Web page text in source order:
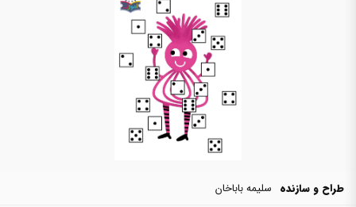
طراح و سازنده سلیمه باباخان